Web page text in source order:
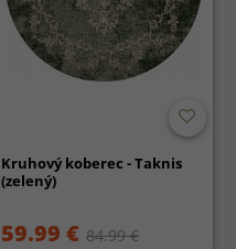
Kruhový koberec - Taknis
(zelený)
59.99 € 84.99 €